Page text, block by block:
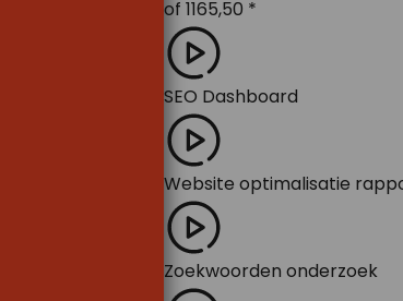
of1165,50 *
SEO Dashboard
Website optimalisatie
Zoekwoorden onderzoek